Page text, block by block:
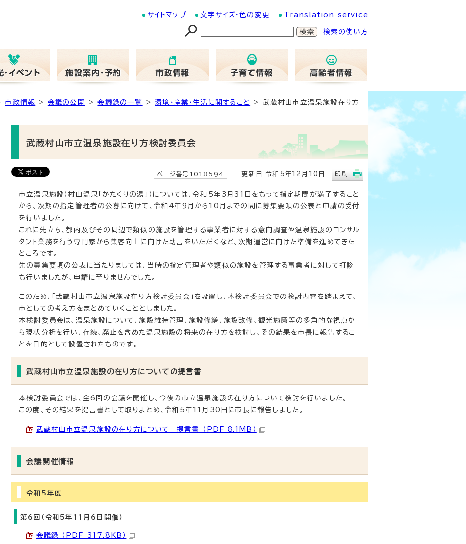
サイトマップ 文字サイズ・色の変更 Translation service
検索の使い方
市政情報 > 会議の公開 >会議録の一覧 >環境・産業・生活に関すること
> 武蔵村山市立温泉施設在り方
武蔵村山市立温泉施設在り方検討委員会
ページ番号1018594 更新日 令和5年12月10日 印刷
市立温泉施設（村山温泉「かたくりの湯」）については、令和5年3月31日をもって指定期間が満了すること
から、次期の指定管理者の公募に向けて、令和4年9月から10月までの間に募集要項の公表と申請の受付
を行いました。
これに先立ち、都内及びその周辺で類似の施設を管理する事業者に対する意向調査や温泉施設のコンサル
タント業務を行う専門家から集客向上に向けた助言をいただくなど、次期運営に向けた準備を進めてきた
ところです。
先の募集要項の公表に当たりましては、当時の指定管理者や類似の施設を管理する事業者に対して打診
も行いましたが、申請に至りませんでした。
このため、「武蔵村山市立温泉施設在り方検討委員会」を設置し、本検討委員会での検討内容を踏まえて、
市としての考え方をまとめていくこととしました。
本検討委員会は、温泉施設について、施設維持管理、施設修繕、施設改修、観光施策等の多角的な視点か
ら現状分析を行い、存続、廃止を含めた温泉施設の将来の在り方を検討し、その結果を市長に報告するこ
とを目的として設置されたものです。
武蔵村山市立温泉施設の在り方についての提言書
本検討委員会では、全6回の会議を開催し、今後の市立温泉施設の在り方について検討を行いました。
この度、その結果を提言書として取りまとめ、令和5年11月30日に市長に報告しました。
武蔵村山市立温泉施設の在り方について 提言書 （PDF 8.1MB）
会議開催情報
令和5年度
第6回（令和5年11月6日開催）
会議録 （PDF 317.8KB）